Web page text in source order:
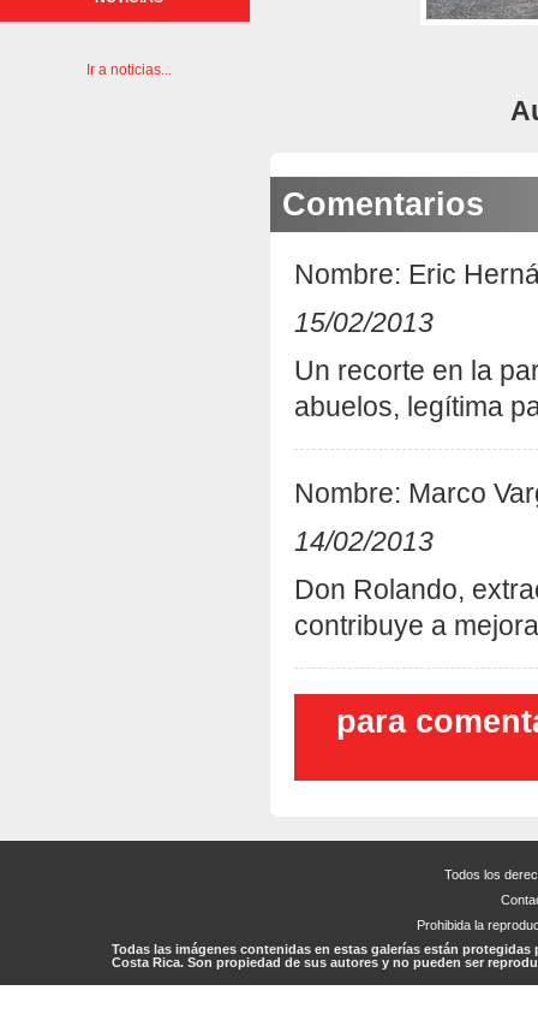
Ir a noticias...
Comentarios
Nombre: Eric
15/02/2013
Un recorte en la
abuelos, legítima
Nombre: Marco
14/02/2013
Don Rolando,
contribuye a
para
Todos los
Prohibida la
Todas las imágenes contenidas en estas galerías están
Costa Rica. Son propiedad de sus autores y no pueden ser